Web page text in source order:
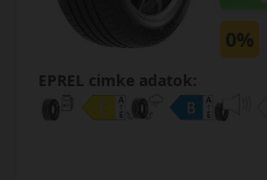
0%
EPREL cimke adatok: